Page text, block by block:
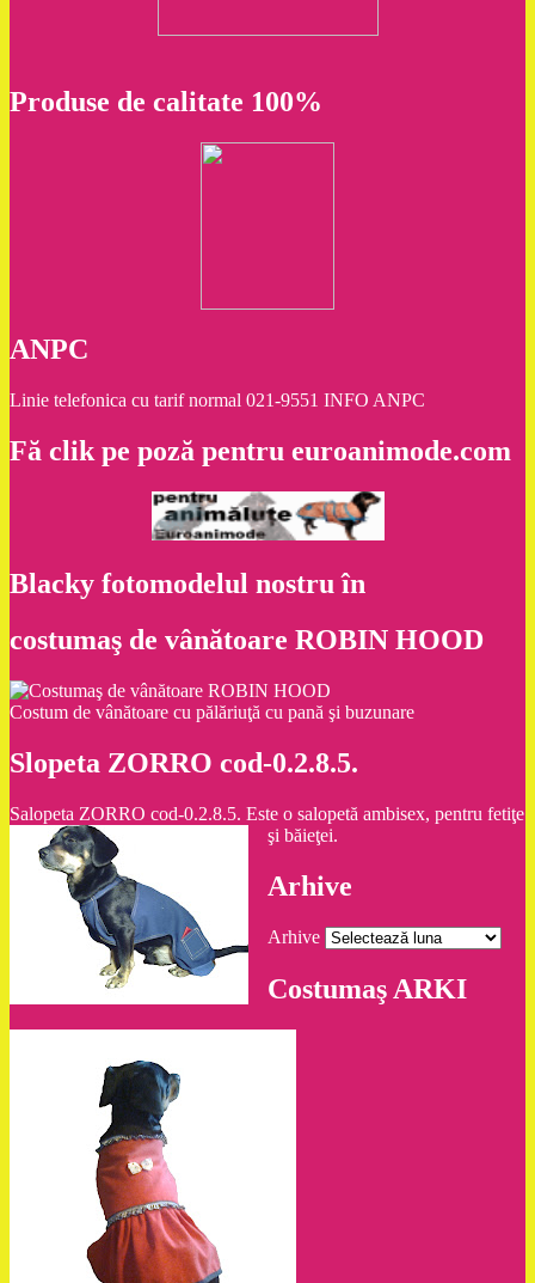
Produse de calitate 100%
ANPC
Linie telefonica cu tarif normal 021-9551 INFO ANPC
Fă clik pe poză pentru euroanimode.com
Blacky fotomodelul nostru în
costumaş de vânătoare ROBIN HOOD
Costum de vânătoare cu pălăriuţă cu pană şi buzunare
Slopeta ZORRO cod-0.2.8.5.
Salopeta ZORRO cod-0.2.8.5. Este o salopetă ambisex, pentru fetiţe
şi băieţei.
Arhive
Arhive
Costumaş ARKI